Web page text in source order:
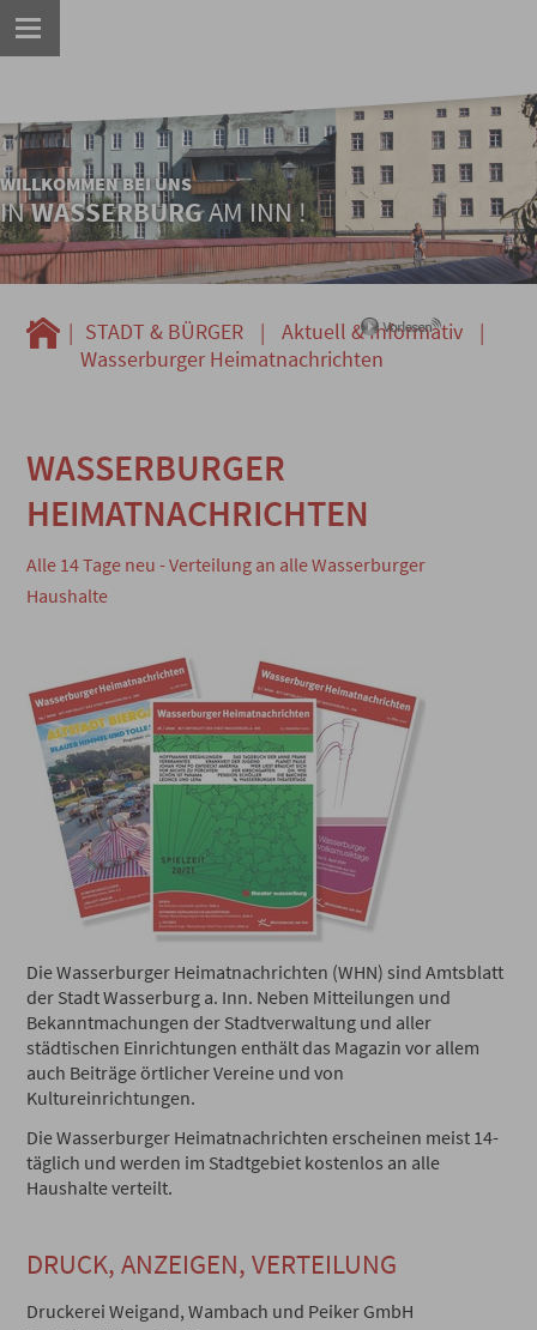
WILLKOMMEN BEI UNS
INWASSERBURGAM INN !
| STADT & BÜRGER | Aktuell & Informativ
|
Wasserburger Heimatnachrichten
WASSERBURGER
HEIMATNACHRICHTEN
Alle 14 Tage neu - Verteilung an alle Wasserburger
Haushalte
Die Wasserburger Heimatnachrichten (WHN) sind Amtsblatt
der Stadt Wasserburg a. Inn. Neben Mitteilungen und
Bekanntmachungen der Stadtverwaltung und aller
städtischen Einrichtungen enthält das Magazin vor allem
auch Beiträge örtlicher Vereine und von
Kultureinrichtungen.
Die Wasserburger Heimatnachrichten erscheinen meist 14-
täglich und werden im Stadtgebiet kostenlos an alle
Haushalte verteilt.
DRUCK, ANZEIGEN, VERTEILUNG
Druckerei Weigand, Wambach und Peiker GmbH